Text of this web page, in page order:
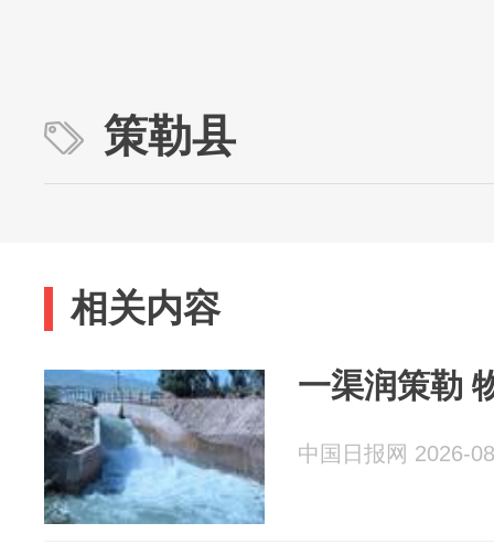
策勒县
相关内容
一渠润策勒
中国日报网 2026-